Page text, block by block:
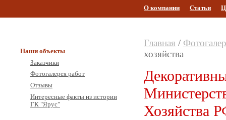
О компании Статьи
Наши объекты
Заказчики
Фотогалерея работ
Отзывы
Интересные факты из истории
ГК "Ярус"
Главная /
хозяйства
Хозяйства